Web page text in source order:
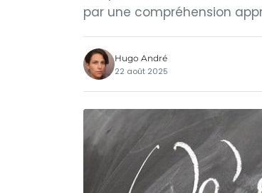
par une compréhension
Hugo André
22 août 2025